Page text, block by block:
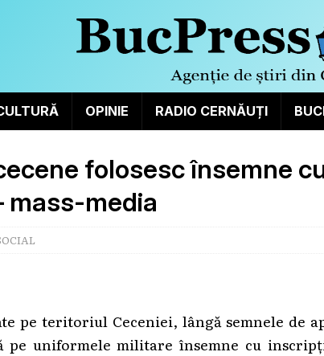
OPINIE RADIO CERNĂUȚI
folosesc însemne
mass-media
pe teritoriul Ceceniei, lângă semnele de
pe uniformele militare însemne cu